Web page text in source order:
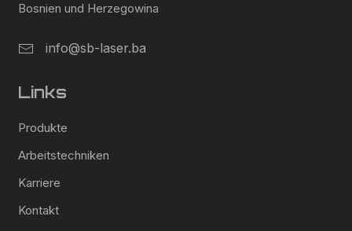
Bosnien und Herzegowina
info@sb-laser.ba
Links
Produkte
Arbeitstechniken
Karriere
Kontakt